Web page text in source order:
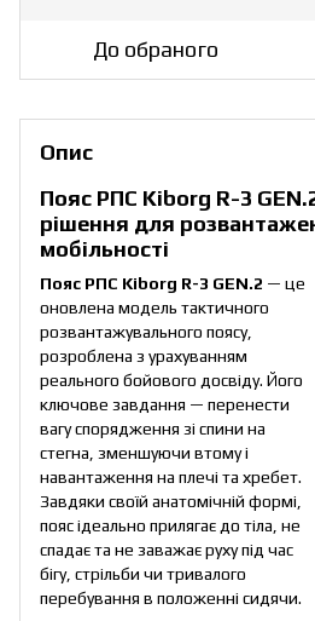
До обраного
Опис
Пояс РПС Kiborg R-3
рішення для
мобільності
Пояс РПС Kiborg R-3 GEN.2 — це
оновлена модель тактичного
розвантажувального поясу,
розроблена з урахуванням
реального бойового досвіду. Його
ключове завдання — перенести
вагу спорядження зі спини на
стегна, зменшуючи втому і
навантаження на плечі та хребет.
Завдяки своїй анатомічній формі,
пояс ідеально прилягає до тіла, не
спадає та не заважає руху під час
бігу, стрільби чи тривалого
перебування в положенні сидячи.